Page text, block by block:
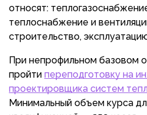
относят:
теплоснабжение и
строительство,
При непрофильном базовом
пройти переподготовку на
проектировщика систем
Минимальный объем курса